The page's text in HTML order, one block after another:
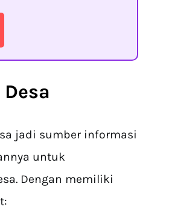
jadi sumber informasi
untuk
Dengan memiliki